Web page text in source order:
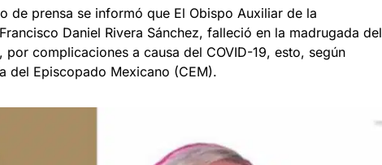
de prensa se informó que El Obispo Auxiliar de la
Daniel Rivera Sánchez, falleció en la madrugada del
por complicaciones a causa del COVID-19, esto, según
del Episcopado Mexicano (CEM).